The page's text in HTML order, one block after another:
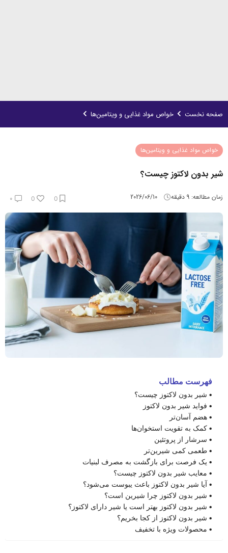
صفحه نخست خواص مواد غذایی و ویتامین‌ها
خواص مواد غذایی و ویتامین‌ها
شیر بدون لاکتوز چیست؟
زمان مطالعه: 9 دقیقه 2026/06/10
0
0 ۰
فهرست مطالب
شیر بدون لاکتوز چیست؟
فواید شیر بدون لاکتوز
هضم آسان‌تر
کمک به تقویت استخوان‌ها
سرشار از پروتئین
طعمی کمی شیرین‌تر
یک فرصت برای بازگشت به مصرف لبنیات
معایب شیر بدون لاکتوز چیست؟
آیا شیر بدون لاکتوز باعث یبوست می‌شود؟
شیر بدون لاکتوز چرا شیرین است؟
شیر بدون لاکتوز بهتر است یا شیر دارای لاکتوز؟
شیر بدون لاکتوز از کجا بخریم؟
محصولات ویژه با تخفیف